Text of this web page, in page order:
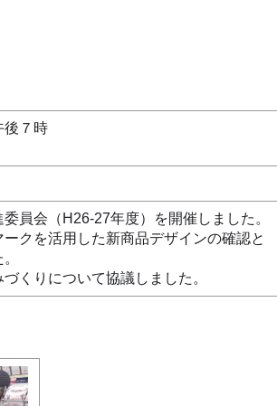
後７時
員会（H26-27年度）を開催しました。
クを活用した新商品デザインの確認と
くりについて協議しました。